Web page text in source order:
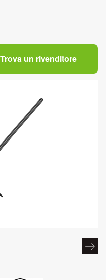
Trova un rivenditore